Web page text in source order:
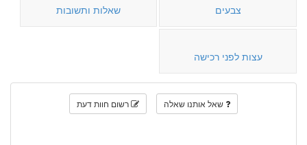
צבעים שאלות ותשובות
עצות לפני רכישה
שאל אותנו שאלה רשום חוות דעת